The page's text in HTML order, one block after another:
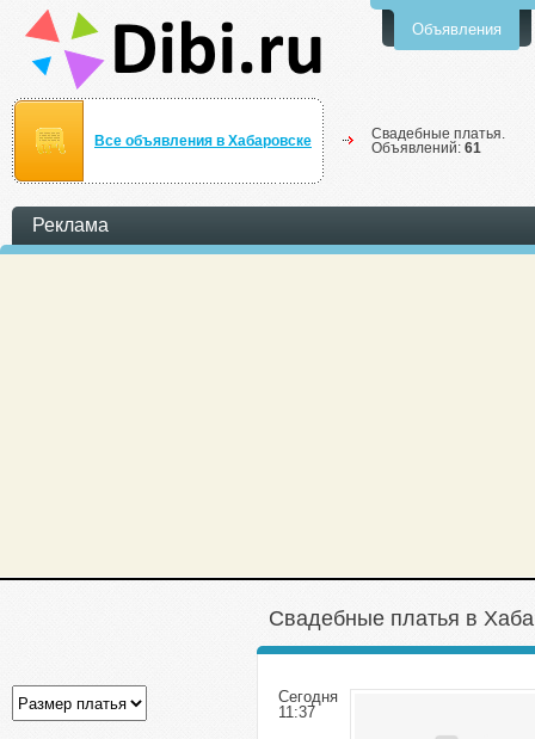
Объявления
Все объявления в Хабаровске
Свадебные платья.
Объявлений: 61
Реклама
Свадебные платья в
Сегодня
11:37